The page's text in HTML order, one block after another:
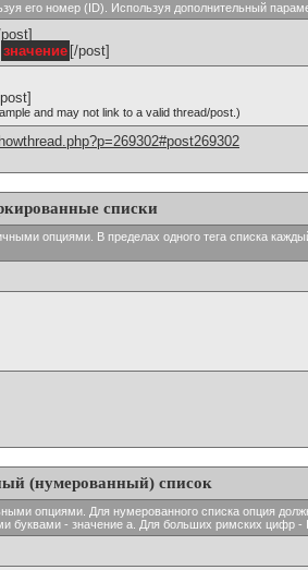
его номер (ID). Используя дополнительный
значение [/post]
and may not link to a valid thread/post.)
списки
опциями. В пределах одного тега списка
(нумерованный) список
опциями. Для нумерованного списка опция
буквами - значение а. Для больших римских цифр -